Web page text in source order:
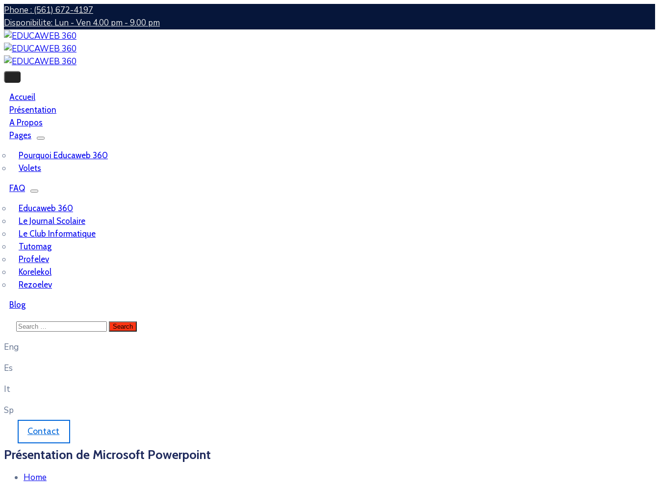
Phone : (561) 672-4197
Disponibilite: Lun - Ven 4.00 pm - 9.00 pm
Accueil
Présentation
A Propos
Pages
Pourquoi Educaweb 360
Volets
FAQ
Educaweb 360
Le Journal Scolaire
Le Club Informatique
Tutomag
Profelev
Korelekol
Rezoelev
Blog
Eng
Es
It
Sp
Contact
Présentation de Microsoft Powerpoint
Home